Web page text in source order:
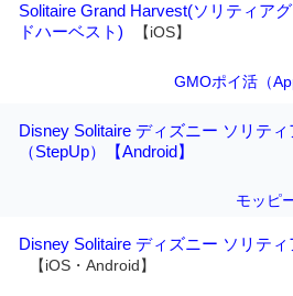
Solitaire Grand Harvest(ソリティア
ドハーベスト)
【iOS】
GMOポイ活（
Disney Solitaire ディズニー ソリティ
（StepUp）【Android】
モッピ
Disney Solitaire ディズニー ソリティ
【iOS・Android】